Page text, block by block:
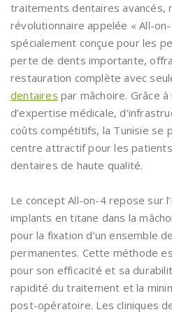
traitements dentaires avancés,
révolutionnaire appelée « All-
spécialement conçue pour les
perte de dents importante,
restauration complète avec
dentaires par mâchoire. Grâce
d’expertise médicale,
coûts compétitifs, la Tunisie se
centre attractif pour les
dentaires de haute qualité.
Le concept All-on-4 repose sur
implants en titane dans la
pour la fixation d’un ensemble
permanentes. Cette méthode
pour son efficacité et sa
rapidité du traitement et la
post-opératoire. Les cliniques